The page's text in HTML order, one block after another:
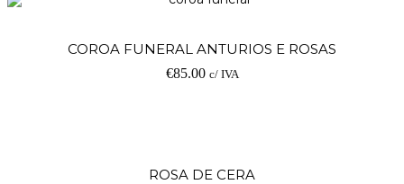
COROA FUNERAL ANTURIOS E ROSAS
€85.00 c/ IVA
ROSA DE CERA